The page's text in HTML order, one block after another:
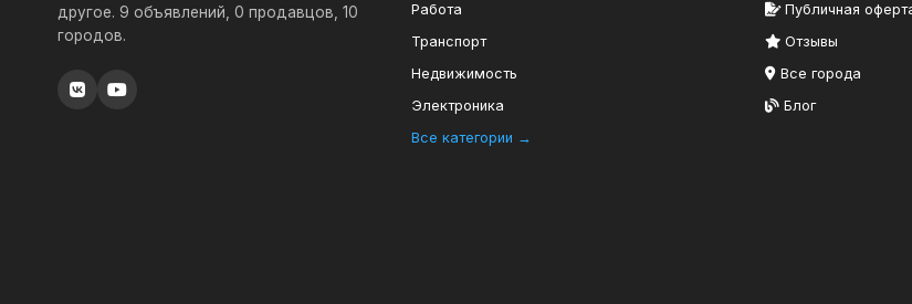
другое. 9 объявлений, 0 продавцов, 10
городов.
Работа
Транспорт
Недвижимость
Электроника
Все категории →
Публичная
Отзывы
Все города
Блог